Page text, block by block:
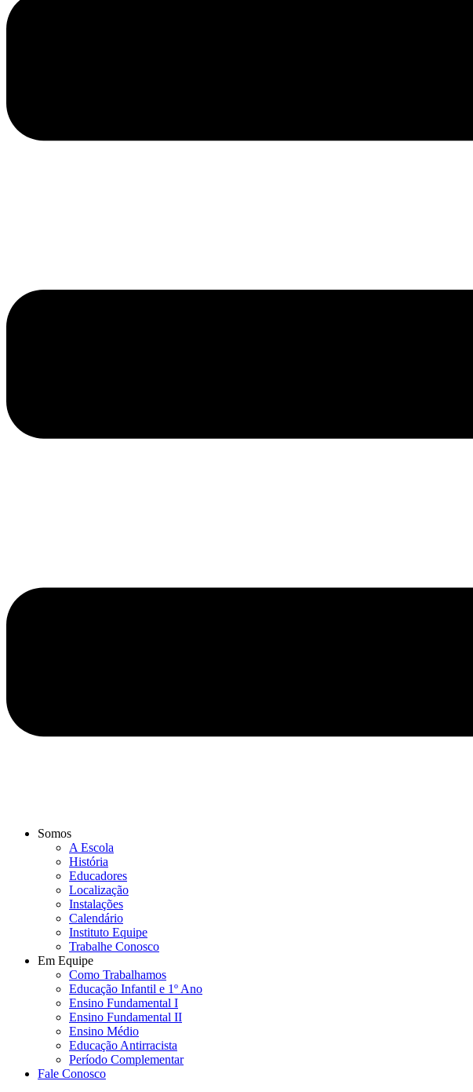
Somos
A Escola
História
Educadores
Localização
Instalações
Calendário
Instituto Equipe
Trabalhe Conosco
Em Equipe
Como Trabalhamos
Educação Infantil e 1º Ano
Ensino Fundamental I
Ensino Fundamental II
Ensino Médio
Educação Antirracista
Período Complementar
Fale Conosco